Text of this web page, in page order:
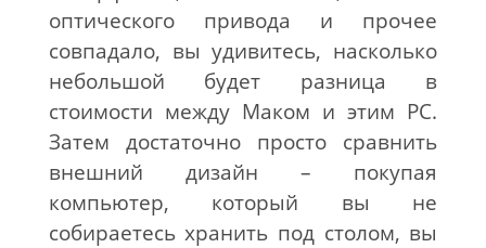
оптического привода и прочее
совпадало, вы удивитесь, насколько
небольшой будет разница в
стоимости между Маком и этим PC.
Затем достаточно просто сравнить
внешний дизайн – покупая
компьютер, который вы не
собираетесь хранить под столом, вы